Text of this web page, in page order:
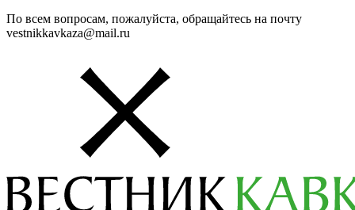
По всем вопросам, пожалуйста, обращайтесь на почту
vestnikkavkaza@mail.ru